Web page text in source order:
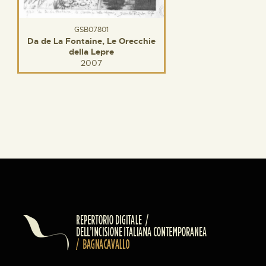
GSB07801
Da de La Fontaine, Le Orecchie
della Lepre
2007